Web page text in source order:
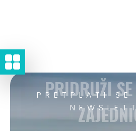
PRETPLATI SE
PRIDRUŽI